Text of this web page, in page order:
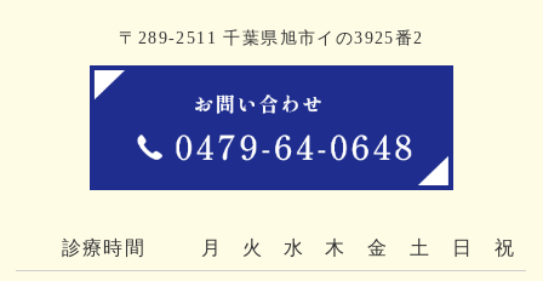
〒289-2511 千葉県旭市イの3925番2
診療時間 月 火 水 木 金 土 日 祝